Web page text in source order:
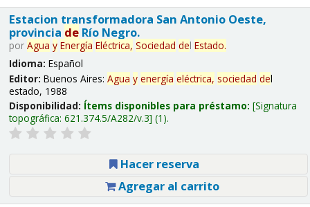
Estacion transformadora San Antonio Oeste,
provincia deRío Negro.
por Agua y Energía Eléctrica, Sociedad del Estado.
Idioma: Español
Editor: Buenos Aires: Agua y energía eléctrica, sociedad del
estado, 1988
Disponibilidad: Ítems disponibles para préstamo: Signatura
topográfica: 621.374.5/A282/v.3 (1).
Hacer reserva
Agregar al carrito